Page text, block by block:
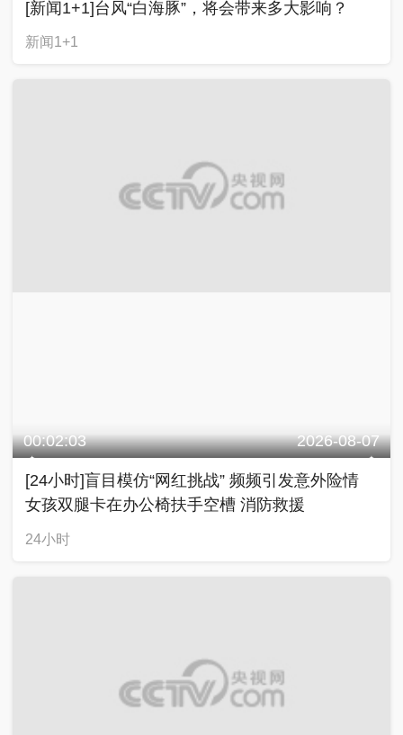
[新闻1+1]台风“白海豚”，将会带来多大影响？
新闻1+1
00:02:03 2026-08-07
[24小时]盲目模仿“网红挑战” 频频引发意外险情
女孩双腿卡在办公椅扶手空槽 消防救援
24小时